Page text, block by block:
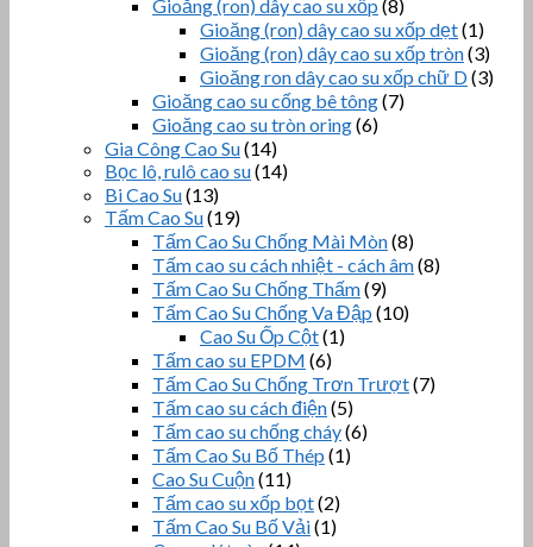
Gioăng (ron) dây cao su xốp (8)
Gioăng (ron) dây cao su xốp dẹt(1)
Gioăng (ron) dây cao su xốp tròn(3)
Gioăng ron dây cao su xốp chữ D(3)
Gioăng cao su cống bê tông(7)
Gioăng cao su tròn oring(6)
Gia Công Cao Su(14)
Bọc lô, rulô cao su(14)
Bi Cao Su(13)
Tấm Cao Su(19)
Tấm Cao Su Chống Mài Mòn(8)
Tấm cao su cách nhiệt - cách âm(8)
Tấm Cao Su Chống Thấm(9)
Tấm Cao Su Chống Va Đập (10)
Cao Su Ốp Cột(1)
Tấm cao su EPDM (6)
Tấm Cao Su Chống Trơn Trượt(7)
Tấm cao su cách điện(5)
Tấm cao su chống cháy(6)
Tấm Cao Su Bố Thép (1)
Cao Su Cuộn(11)
Tấm cao su xốp bọt(2)
Tấm Cao Su Bố Vải(1)